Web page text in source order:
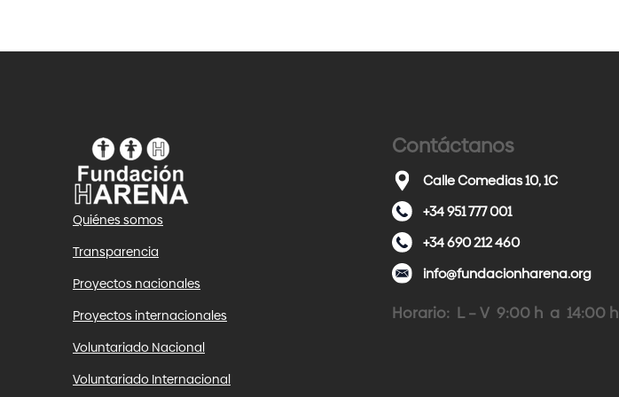
Quiénes somos
Transparencia
Proyectos nacionales
Proyectos internacionales
Voluntariado Nacional
Voluntariado Internacional
Contáctanos
Calle Comedias 10, 1C
+34 951 777 001
+34 690 212 460
info@fundacionharena.org
Horario: L – V 9:00 h a 14:00 h